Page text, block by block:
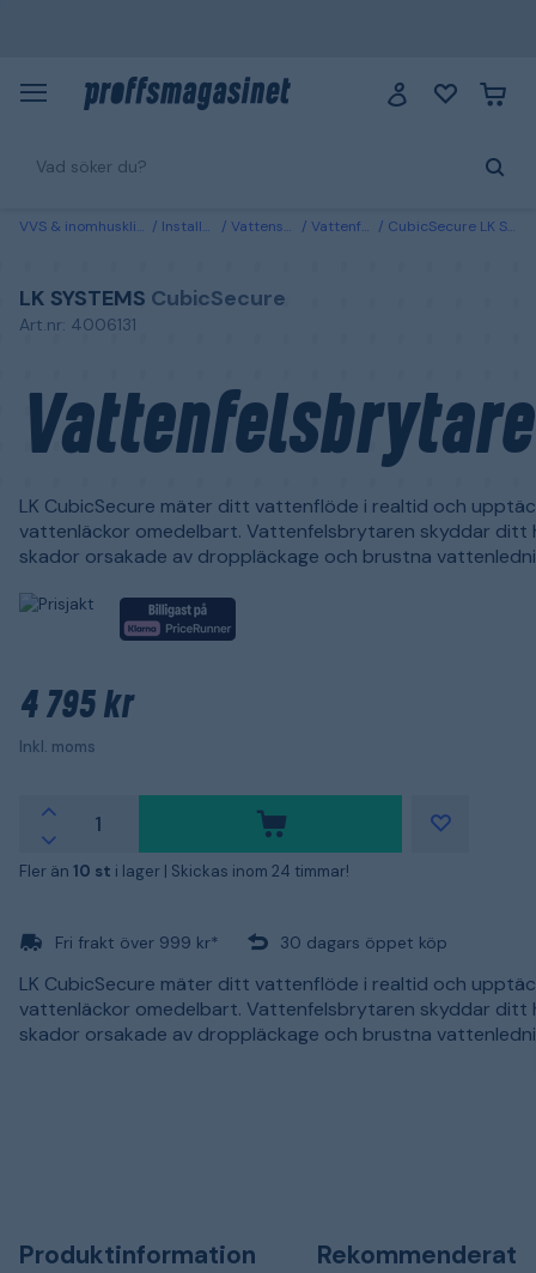
VVS & inomhusklimat Installation Vattensäkerhet Vattenfelsbrytare CubicSecure LK Systems Vattenfelsbrytare
LK SYSTEMS CubicSecure
Art.nr: 4006131
Vattenfelsbrytare
LK CubicSecure mäter ditt vattenflöde i realtid och
vattenläckor omedelbart. Vattenfelsbrytaren skyddar ditt
skador orsakade av droppläckage och brustna
4 795 kr
Inkl. moms
Fler än 10 st i lager | Skickas inom 24 timmar!
Fri frakt över 999 kr* 30 dagars öppet köp
LK CubicSecure mäter ditt vattenflöde i realtid och
vattenläckor omedelbart. Vattenfelsbrytaren skyddar ditt
skador orsakade av droppläckage och brustna
Produktinformation Rekommenderat